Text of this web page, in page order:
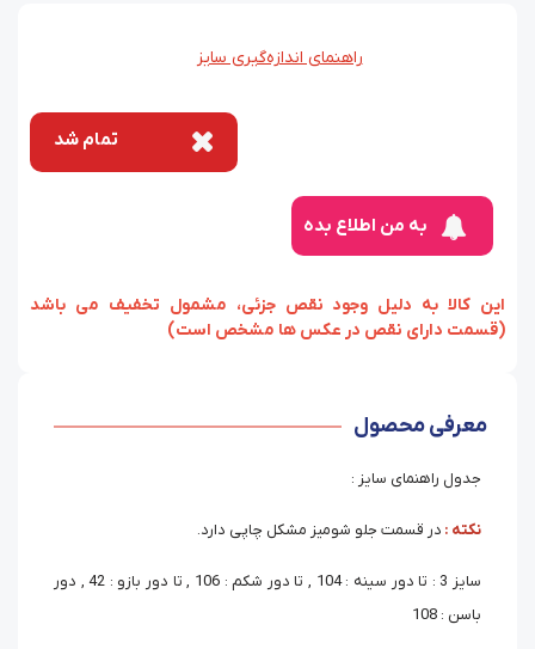
راهنمای اندازه‌گیری سایز
تمام شد
به من اطلاع بده
‏‫این کالا به دلیل وجود نقص جزئی، مشمول تخفیف می باشد
(قسمت دارای نقص در عکس ها مشخص است)
معرفی محصول
جدول راهنمای سایز :
نکته : در قسمت جلو شومیز مشکل چاپی دارد.
سایز 3 : تا دور سینه : 104 , تا دور شکم : 106 , تا دور بازو : 42 , دور
باسن : 108